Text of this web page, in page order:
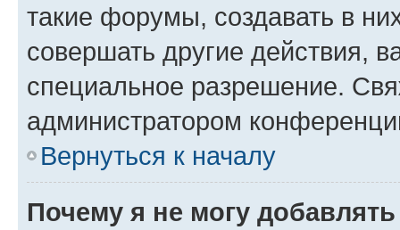
такие форумы, создавать в
совершать другие действия,
специальное разрешение.
администратором
Вернуться к началу
Почему я не могу